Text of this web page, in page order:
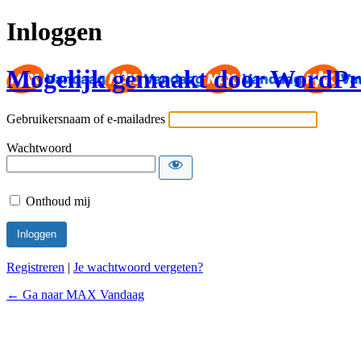
Inloggen
Mogelijk gemaakt door
Gebruikersnaam of e-mailadres
Wachtwoord
Onthoud mij
Registreren | Je wachtwoord vergeten?
← Ga naar MAX Vandaag